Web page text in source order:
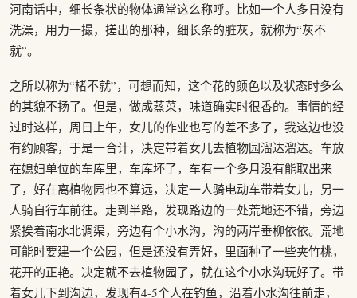
河南话中，细长条状的物体通常这么称呼。比如一个人多日没有
洗澡，用力一撮，搓出的那种，细长条的脏灰，就称为“灰不
就”。
之所以称为“楮不就”，可想而知，这个花的颜色以及状态时多么
的其貌不扬了。但是，做成蒸菜，味道确实时很香的。事情的经
过时这样，周日上午，女儿的作业也写的差不多了，我这边也没
有约顾客，于是一合计，决定带着女儿去植物园溜达溜达。车放
在媳妇单位的车库里，车库坏了，车有一个多月没有能取出来
了，好在离植物园也不算远，决定一人骑电动车带着女儿，另一
人骑自行车前往。走到半路，发现路边的一处荒地还不错，旁边
紧挨着南水北调渠，旁边有个小水沟，沟的两岸垂柳依依。荒地
可能时要建一个公园，但是还没有弄好，里面种了一些夹竹桃，
花开的正艳。决定就不去植物园了，就在这个小水沟玩好了。带
着女儿下到沟边，发现有4-5个人在钓鱼，沿着小水沟往前走，